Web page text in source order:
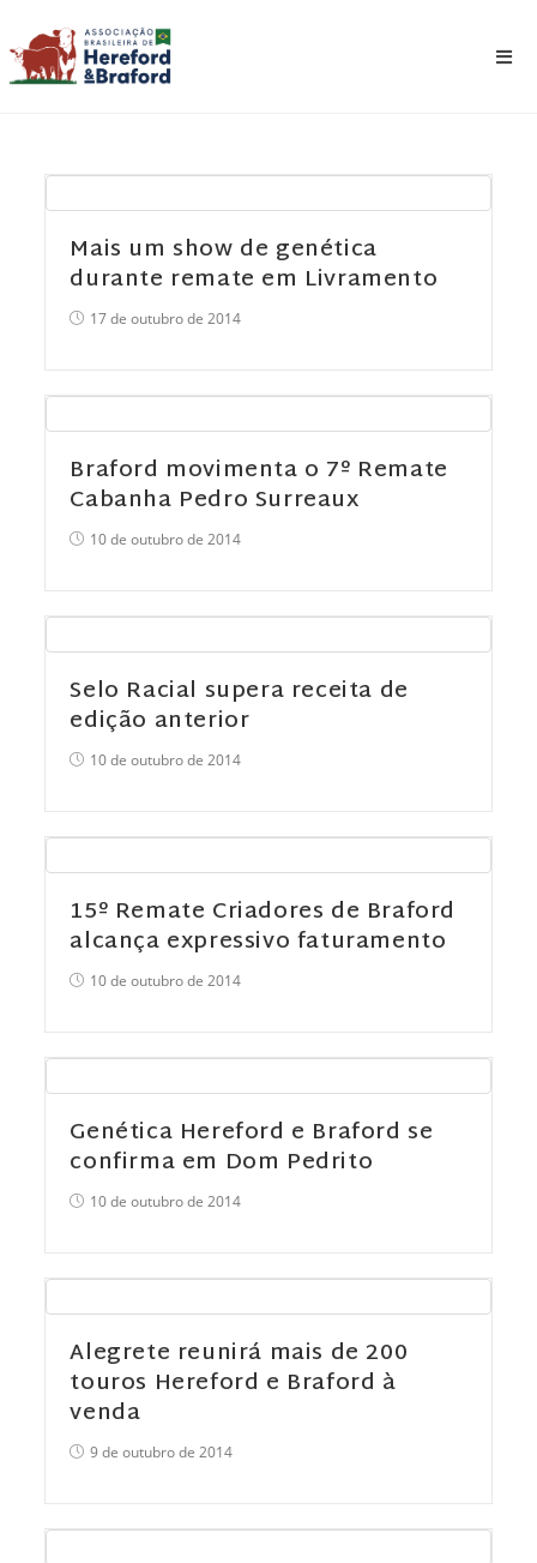
Mais um show de genética
durante remate em Livramento
17 de outubro de 2014
Braford movimenta o 7º Remate
Cabanha Pedro Surreaux
10 de outubro de 2014
Selo Racial supera receita de
edição anterior
10 de outubro de 2014
15º Remate Criadores de Braford
alcança expressivo faturamento
10 de outubro de 2014
Genética Hereford e Braford se
confirma em Dom Pedrito
10 de outubro de 2014
Alegrete reunirá mais de 200
touros Hereford e Braford à
venda
9 de outubro de 2014